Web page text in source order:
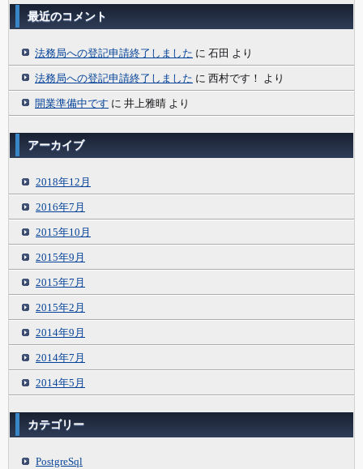
最近のコメント
法務局への登記申請終了しました に 石田 より
法務局への登記申請終了しました に 西村です！ より
開業準備中です に 井上雅晴 より
アーカイブ
2018年12月
2016年7月
2015年10月
2015年9月
2015年7月
2015年2月
2014年9月
2014年7月
2014年5月
カテゴリー
PostgreSql